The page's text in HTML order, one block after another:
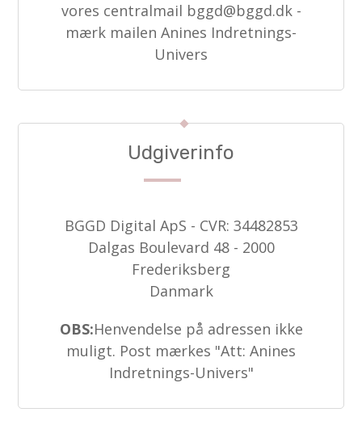
vores centralmail bggd@bggd.dk-
mærk mailen Anines Indretnings-
Univers
Udgiverinfo
BGGD Digital ApS - CVR: 34482853
Dalgas Boulevard 48 - 2000
Frederiksberg
Danmark
OBS:Henvendelse på adressen ikke
muligt. Post mærkes "Att: Anines
Indretnings-Univers"